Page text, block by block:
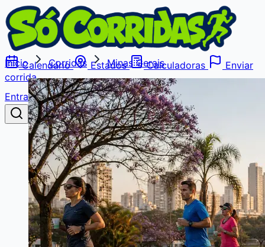
Calendário Estados Calculadoras
Enviar
corrida
Entrar
Buscar
Início Corridas Minas Gerais